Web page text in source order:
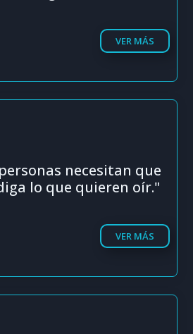
VER MÁS
necesitan que
lo que quieren oír."
VER MÁS